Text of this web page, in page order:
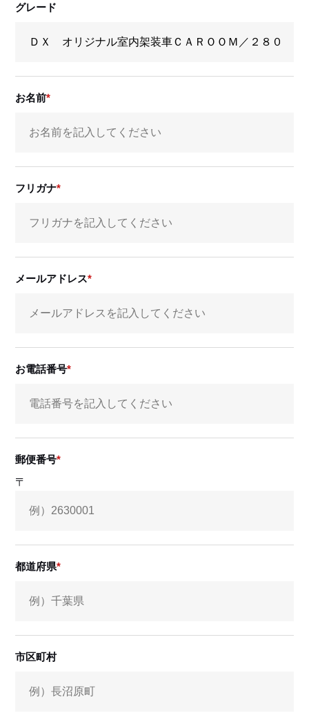
グレード
お名前
フリガナ
メールアドレス
お電話番号
郵便番号
〒
都道府県
市区町村